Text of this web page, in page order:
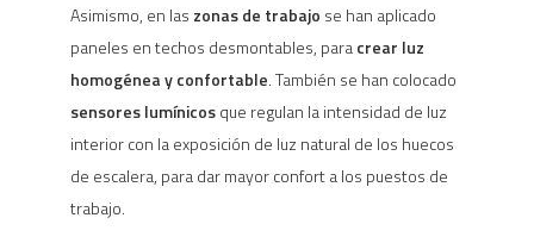
Asimismo, en las zonas de trabajo se han aplicado
paneles en techos desmontables, paracrear luz
homogénea y confortable. También se han colocado
sensores lumínicosque regulan la intensidad de luz
interior con la exposición de luz natural de los huecos
de escalera, para dar mayor confort a los puestos de
trabajo.